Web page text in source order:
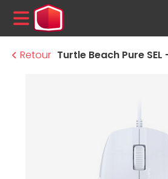
MENU
Retour Turtle Beach Pure SEL